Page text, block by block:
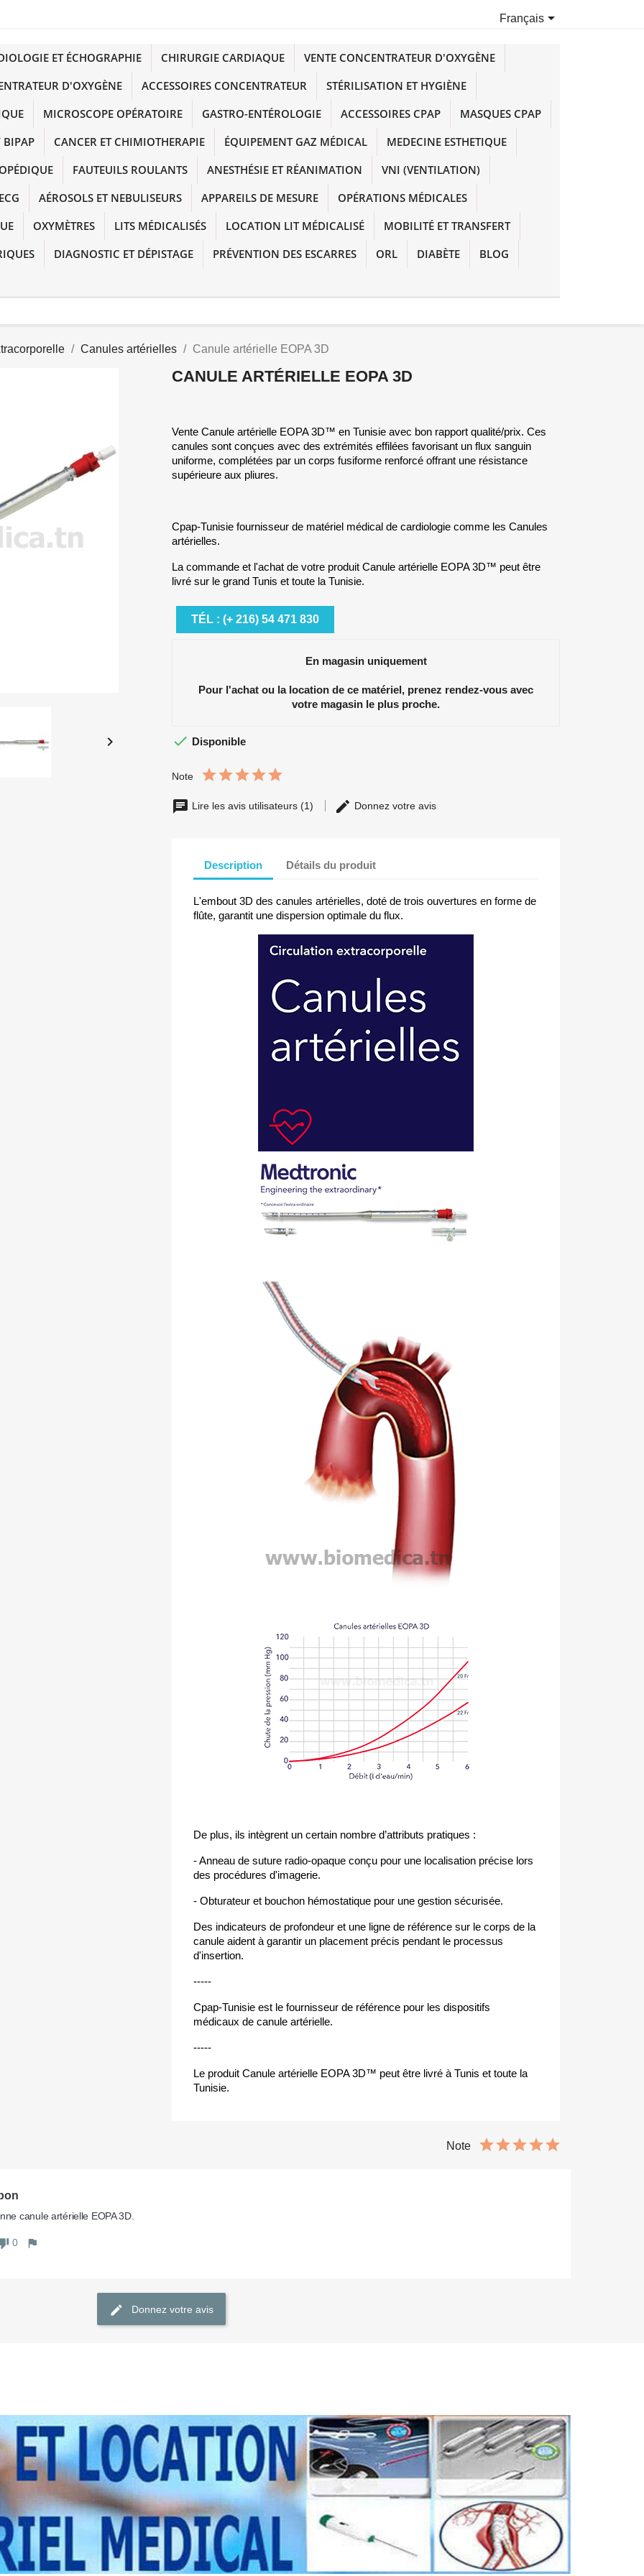
Français
ET ÉCHOGRAPHIE CHIRURGIE CARDIAQUE
VENTE CONCENTRATEUR D'OXYGÈNE
D'OXYGÈNE
ACCESSOIRES CONCENTRATEUR
STÉRILISATION ET HYGIÈNE
MICROSCOPE OPÉRATOIRE GASTRO-ENTÉROLOGIE ACCESSOIRES CPAP
MASQUES CPAP
BIPAP
CANCER ET CHIMIOTHERAPIE ÉQUIPEMENT GAZ MÉDICAL
MEDECINE ESTHETIQUE
FAUTEUILS ROULANTS ANESTHÉSIE ET RÉANIMATION
VNI (VENTILATION)
AÉROSOLS ET NEBULISEURS APPAREILS DE MESURE
OPÉRATIONS MÉDICALES
OXYMÈTRES LITS MÉDICALISÉS LOCATION LIT MÉDICALISÉ
MOBILITÉ ET TRANSFERT
DIAGNOSTIC ET DÉPISTAGE PRÉVENTION DES ESCARRES ORL DIABÈTE BLOG
Canules artérielles Canule artérielle EOPA 3D

CANULE ARTÉRIELLE EOPA 3D
Vente Canule artérielle EOPA 3D™ en Tunisie avec bon rapport qualité/prix. Ces
canules sont conçues avec des extrémités effilées favorisant un flux sanguin
uniforme, complétées par un corps fusiforme renforcé offrant une résistance
supérieure aux pliures.
Cpap-Tunisie fournisseur de matériel médical de cardiologie comme les Canules
artérielles.
La commande et l'achat de votre produit Canule artérielle EOPA 3D™ peut être
livré sur le grand Tunis et toute la Tunisie.
TÉL : (+ 216) 54 471 830
En magasin uniquement
Pour l'achat ou la location de ce matériel, prenez rendez-vous avec
votre magasin le plus proche.
 Disponible
Note
Lire les avis utilisateurs (1) Donnez votre avis
Description Détails du produit
L'embout 3D des canules artérielles, doté de trois ouvertures en forme de
flûte, garantit une dispersion optimale du flux.
De plus, ils intègrent un certain nombre d’attributs pratiques :
- Anneau de suture radio-opaque conçu pour une localisation précise lors
des procédures d'imagerie.
- Obturateur et bouchon hémostatique pour une gestion sécurisée.
Des indicateurs de profondeur et une ligne de référence sur le corps de la
canule aident à garantir un placement précis pendant le processus
d'insertion.
-----
Cpap-Tunisie est le fournisseur de référence pour les dispositifs
médicaux de canule artérielle.
-----
Le produit Canule artérielle EOPA 3D™ peut être livré à Tunis et toute la
Tunisie.
Note
0
Donnez votre avis